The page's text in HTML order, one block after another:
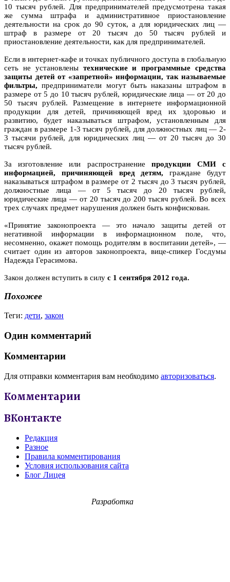
10 тысяч рублей. Для предпринимателей предусмотрена такая
же сумма штрафа и административное приостановление
деятельности на срок до 90 суток, а для юридических лиц —
штраф в размере от 20 тысяч до 50 тысяч рублей и
приостановление деятельности, как для предпринимателей.
Если в интернет-кафе и точках публичного доступа в глобальную
сеть не установлены технические и программные средства
защиты детей от «запретной» информации, так называемые
фильтры, предприниматели могут быть наказаны штрафом в
размере от 5 до 10 тысяч рублей, юридические лица — от 20 до
50 тысяч рублей. Размещение в интернете информационной
продукции для детей, причиняющей вред их здоровью и
развитию, будет наказываться штрафом, установленным для
граждан в размере 1-3 тысяч рублей, для должностных лиц — 2-
3 тысячи рублей, для юридических лиц — от 20 тысяч до 30
тысяч рублей.
За изготовление или распространение продукции СМИ с
информацией, причиняющей вред детям, граждане будут
наказываться штрафом в размере от 2 тысяч до 3 тысяч рублей,
должностные лица — от 5 тысяч до 20 тысяч рублей,
юридические лица — от 20 тысяч до 200 тысяч рублей. Во всех
трех случаях предмет нарушения должен быть конфискован.
«Принятие законопроекта — это начало защиты детей от
негативной информации в информационном поле, что,
несомненно, окажет помощь родителям в воспитании детей», —
считает один из авторов законопроекта, вице-спикер Госдумы
Надежда Герасимова.
Закон должен вступить в силу с 1 сентября 2012 года.
Похожее
Теги: дети, закон
Один комментарий
Комментарии
Для отправки комментария вам необходимо авторизоваться.
Комментарии
ВКонтакте
Редакция
Разное
Правила комментирования
Условия использования сайта
Блог Лицея
Разработка